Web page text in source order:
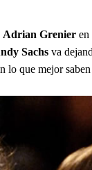
Adrian Grenier en
Sachs va
lo que mejor saben